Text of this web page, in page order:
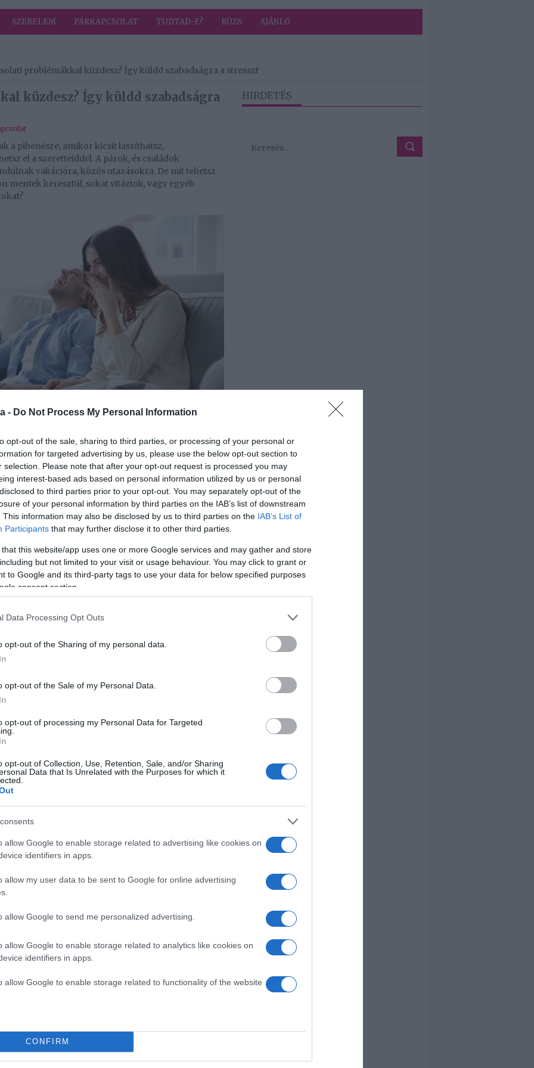
- Do Not Process My Personal Information
opt-out of the sale, sharing to third parties, or processing of your personal or
for targeted advertising by us, please use the below opt-out section to
selection. Please note that after your opt-out request is processed you may
interest-based ads based on personal information utilized by us or personal
to third parties prior to your opt-out. You may separately opt-out of the
of your personal information by third parties on the IAB’s list of downstream
This information may also be disclosed by us to third parties on the IAB’s List of
Participants that may further disclose it to other third parties.
that this website/app uses one or more Google services and may gather and store
but not limited to your visit or usage behaviour. You may click to grant or
to Google and its third-party tags to use your data for below specified purposes
consent section.
Data Processing Opt Outs
opt-out of the Sharing of my personal data.
opt-out of the Sale of my Personal Data.
opt-out of processing my Personal Data for Targeted
opt-out of Collection, Use, Retention, Sale, and/or Sharing
Data that Is Unrelated with the Purposes for which it
allow Google to enable storage related to advertising like cookies on
identifiers in apps.
allow my user data to be sent to Google for online advertising
allow Google to send me personalized advertising.
allow Google to enable storage related to analytics like cookies on
identifiers in apps.
allow Google to enable storage related to functionality of the website
CONFIRM
SZERELEM PÁRKAPCSOLAT TUDTAD-E? RÚZS AJÁNLÓ
problémákkal küzdesz? Így küldd szabadságra a stresszt
küzdesz? Így küldd szabadságra
a pihenésre, amikor kicsit lassíthatsz,
el a szeretteiddel. A párok, és családok
vakációra, közös utazásokra. De mit tehetsz
mentek keresztül, sokat vitáztok, vagy egyéb
szakadj ki az állandó stresszből, és próbáld más
nappalok, az enyhe éjszakák tökéletes alkalmat
dolgokra fókuszálj, és átértékeld a
segít az egészségünk megőrzésében. De ugyanez
érzed magad, és össze vagy zavarodva, esetleg túl
változtatni a hozzáállásodon, a negatívumok
Újra és újra meséld el a párodnak, hogy miért
ki az erősségeit. Gondold át, mielőtt bármit is
vágott szavak mély sebeket ejtenek
a sajátodra is. Bocsásd meg magadnak a
és érezd jól magad a bőrödben. Ha ez sikerül,
is másként fogsz viszonyulni.
jókedvre tudnak deríteni. Lehet ez egy hobbi,
vacsora a kedvenc éttermedben. Állíts össze
nyárra, amelyet csupa pozitív programmal
és a kedvesednek is a napi problémákból, és remek
érezzétek magatokat együtt.
akkor hamar észreveszitek majd, hogy
lesz a vita, és több a minőségi közösen eltöltött
emléke megmarad. Raktározd el, és a nehéz
átvészelni a problémákat, erőt adhat, hogy kitarts.
és a pozitív hozzáálláshoz
is lopjatok el időt, amelyet csak egymással
legelején, hogy az a bizonyos láng is
a nyaralások idejére
HIRDETÉS